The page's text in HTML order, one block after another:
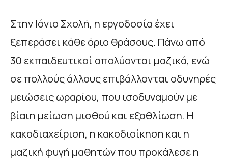
Στην Ιόνιο Σχολή, η εργοδοσία έχει
ξεπεράσει κάθε όριο θράσους. Πάνω από
30 εκπαιδευτικοί απολύονται μαζικά, ενώ
σε πολλούς άλλους επιβάλλονται οδυνηρές
μειώσεις ωραρίου, που ισοδυναμούν με
βίαιη μείωση μισθού και εξαθλίωση. Η
κακοδιαχείριση, η κακοδιοίκηση και η
μαζική φυγή μαθητών που προκάλεσε η